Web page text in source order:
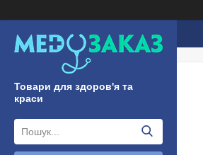
Товари для здоров'я та
краси